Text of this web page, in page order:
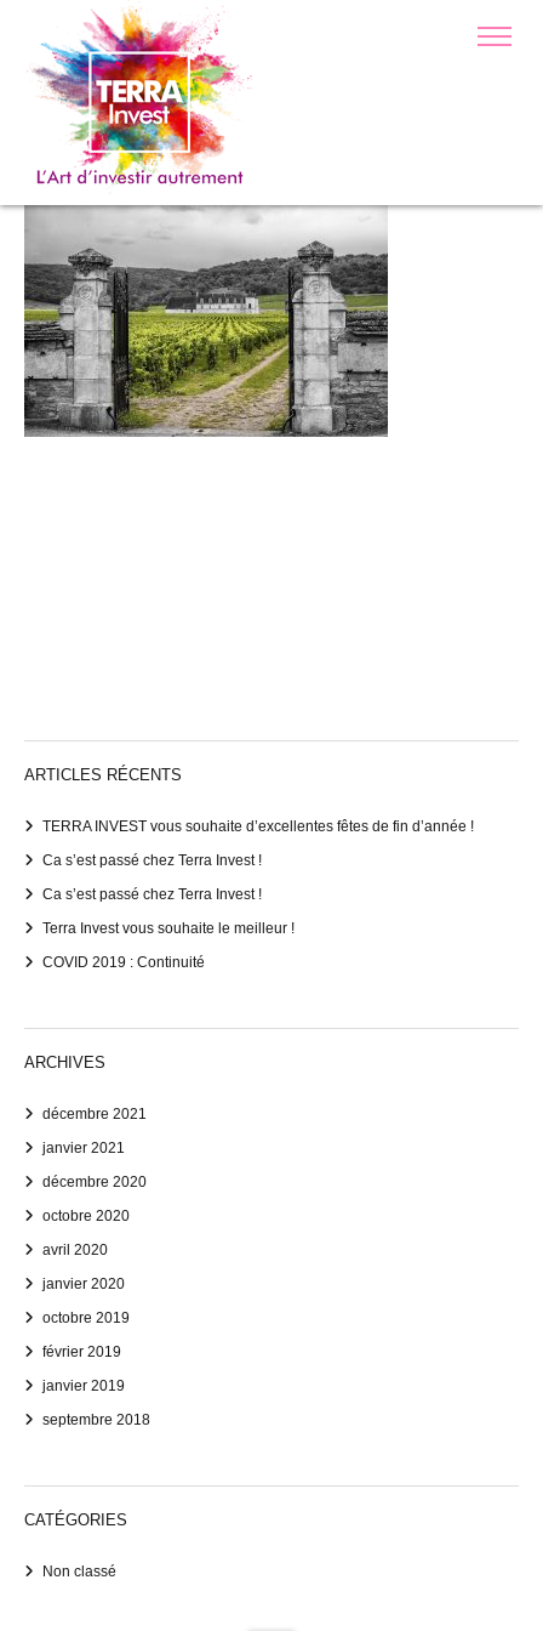
ARTICLES RÉCENTS
TERRA INVEST vous souhaite d’excellentes fêtes de fin d’année !
Ca s’est passé chez Terra Invest !
Ca s’est passé chez Terra Invest !
Terra Invest vous souhaite le meilleur !
COVID 2019 : Continuité
ARCHIVES
décembre 2021
janvier 2021
décembre 2020
octobre 2020
avril 2020
janvier 2020
octobre 2019
février 2019
janvier 2019
septembre 2018
CATÉGORIES
Non classé